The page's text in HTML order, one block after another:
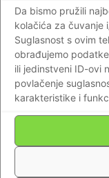
Da bismo pružili
kolačića za čuvanje
Suglasnost s ovim
obrađujemo
ili jedinstveni ID-ovi
povlačenje
karakteristike i
Impressum
©